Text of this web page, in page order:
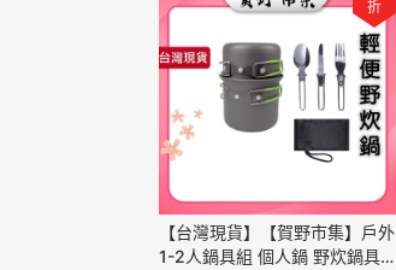
折
【台灣現貨】【賀野市集】戶外
1-2人鍋具組 個人鍋 野炊鍋具